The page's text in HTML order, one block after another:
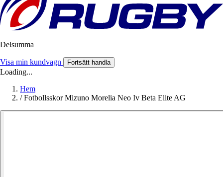
Delsumma
Visa min kundvagn Fortsätt handla
Loading...
Hem
/ Fotbollsskor Mizuno Morelia Neo Iv Beta Elite AG